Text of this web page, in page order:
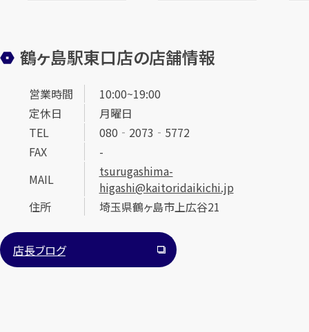
鶴ヶ島駅東口店の店舗情報
営業時間
10:00~19:00
定休日
月曜日
TEL
080‐2073‐5772
FAX
-
MAIL
tsurugashima-
higashi@kaitoridaikichi.jp
住所
埼玉県鶴ヶ島市上広谷21
店長ブログ